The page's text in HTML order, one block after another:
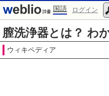
国語 ログイン
膣洗浄器とは？ わ
ウィキペディア